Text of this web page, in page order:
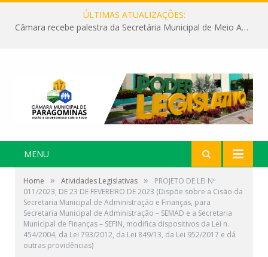
ÚLTIMAS ATUALIZAÇÕES:
Câmara recebe palestra da Secretária Municipal de Meio Ambiente sobre as ações da “SEMANA DO MEIO AMBIENTE”
MENU
Home » Atividades Legislativas »
PROJETO DE LEI Nº
011/2023, DE 23 DE FEVEREIRO DE 2023 (Dispõe sobre a Cisão da
Secretaria Municipal de Administração e Finanças, para
Secretaria Municipal de Administração – SEMAD e a Secretaria
Municipal de Finanças – SEFIN, modifica dispositivos da Lei n.
454/2004, da Lei 793/2012, da Lei 849/13, da Lei 952/2017 e dá
outras providências)